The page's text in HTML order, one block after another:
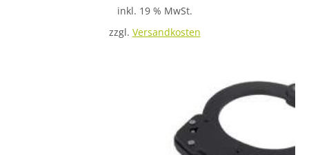
inkl. 19 % MwSt.
zzgl. Versandkosten